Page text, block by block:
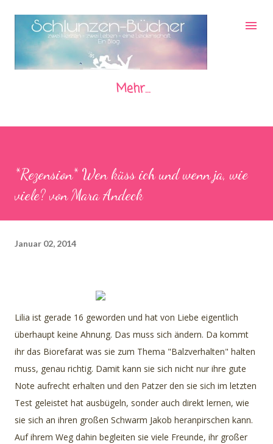
Direkt zum Hauptbereich
Mehr…
*Rezension* Wen küss ich und wenn ja, wie
viele? von Mara Andeck
Januar 02, 2014
Lilia ist gerade 16 geworden und hat von Liebe eigentlich
überhaupt keine Ahnung. Das muss sich ändern. Da kommt
ihr das Biorefarat was sie zum Thema "Balzverhalten" halten
muss, genau richtig. Damit kann sie sich nicht nur ihre gute
Note aufrecht erhalten und den Patzer den sie sich im letzten
Test geleistet hat ausbügeln, sonder auch direkt lernen, wie
sie sich an ihren großen Schwarm Jakob heranpirschen kann.
Auf ihrem Weg dahin begleiten sie viele Freunde, ihr großer